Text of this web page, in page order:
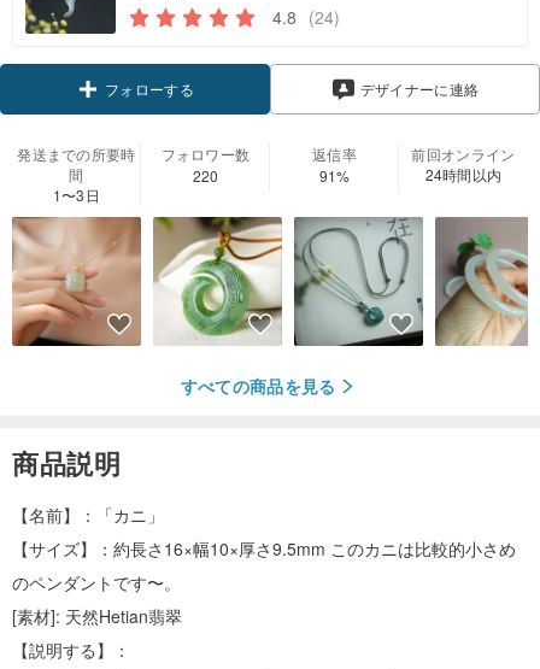
4.8 (24)
デザイナーに連絡
発送までの所要時
間
1〜3日
フォロワー数
220
返信率
91%
前回オンライン
24時間以内
すべての商品を見る
商品説明
【名前】：「カニ」
【サイズ】：約長さ16×幅10×厚さ9.5mm このカニは比較的小さめ
のペンダントです〜。
[素材]: 天然Hetian翡翠
【説明する】：